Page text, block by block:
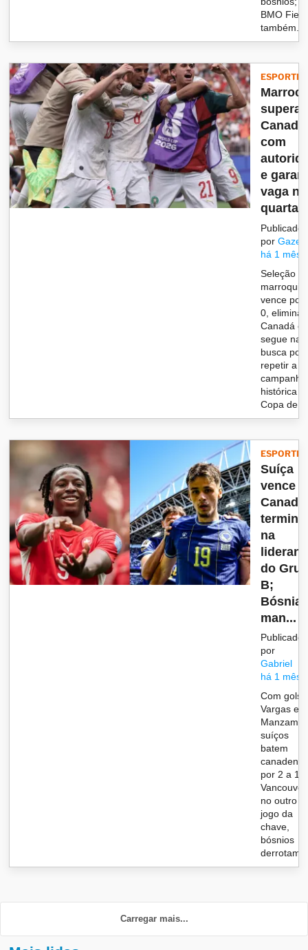
BMO Field
também...
ESPORTES
supera
Canadá
com
e
vaga
Publicado
por
há 1 mês
Seleção
vence por
0, elimina
Canadá e
segue na
busca por
repetir a
campanha
histórica
Copa de
ESPORTES
Suíça
vence o
termina
na
do
B;
Bósnia
man...
Publicado
por
Gabriel
há 1 mês
Com gols
Vargas e
suíços
batem
por 2 a 1
no outro
jogo da
chave,
bósnios
Carregar mais...